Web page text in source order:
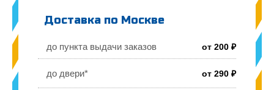
Доставка по Москве
до пункта выдачи заказов от 200 ₽
до двери* от 290 ₽